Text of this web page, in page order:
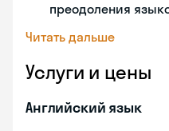
преодоления
Читать дальше
Услуги и цены
Английский язык